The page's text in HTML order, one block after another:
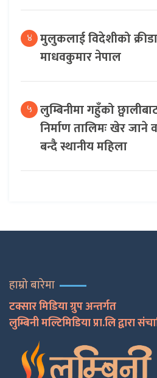
४ मुलुकलाई विदेशीको
माधवकुमार नेपाल
५ लुम्बिनीमा गहुँको
निर्माण तालिमः खेर जाने
बन्दै स्थानीय महिला
हाम्रो बारेमा
टक्सार मिडिया ग्रुप अन्तर्गत
लुम्बिनी मल्टिमिडिया प्रा.लि द्वारा